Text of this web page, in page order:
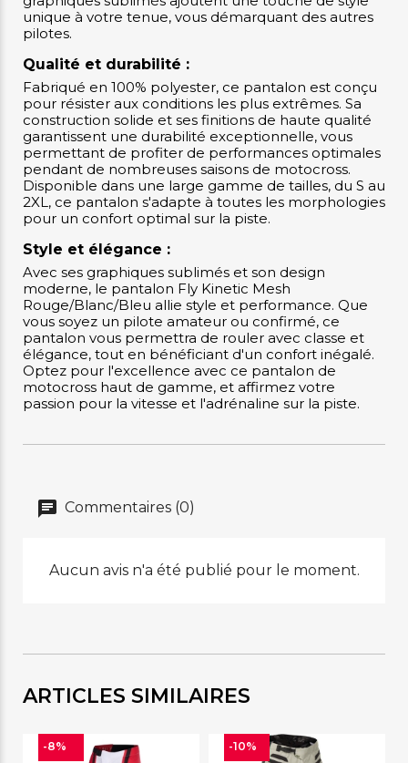
unique à votre tenue, vous démarquant des autres
pilotes.
Qualité et durabilité :
Fabriqué en 100% polyester, ce pantalon est conçu
pour résister aux conditions les plus extrêmes. Sa
construction solide et ses finitions de haute qualité
garantissent une durabilité exceptionnelle, vous
permettant de profiter de performances optimales
pendant de nombreuses saisons de motocross.
Disponible dans une large gamme de tailles, du S au
2XL, ce pantalon s'adapte à toutes les morphologies
pour un confort optimal sur la piste.
Style et élégance :
Avec ses graphiques sublimés et son design
moderne, le pantalon Fly Kinetic Mesh
Rouge/Blanc/Bleu allie style et performance. Que
vous soyez un pilote amateur ou confirmé, ce
pantalon vous permettra de rouler avec classe et
élégance, tout en bénéficiant d'un confort inégalé.
Optez pour l'excellence avec ce pantalon de
motocross haut de gamme, et affirmez votre
passion pour la vitesse et l'adrénaline sur la piste.
Commentaires (0)
Aucun avis n'a été publié pour le moment.
ARTICLES SIMILAIRES
-8% -10%